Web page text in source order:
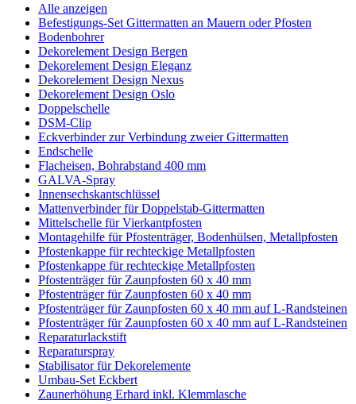
Alle anzeigen
Befestigungs-Set Gittermatten an Mauern oder Pfosten
Bodenbohrer
Dekorelement Design Bergen
Dekorelement Design Eleganz
Dekorelement Design Nexus
Dekorelement Design Oslo
Doppelschelle
DSM-Clip
Eckverbinder zur Verbindung zweier Gittermatten
Endschelle
Flacheisen, Bohrabstand 400 mm
GALVA-Spray
Innensechskantschlüssel
Mattenverbinder für Doppelstab-Gittermatten
Mittelschelle für Vierkantpfosten
Montagehilfe für Pfostenträger, Bodenhülsen, Metallpfosten
Pfostenkappe für rechteckige Metallpfosten
Pfostenkappe für rechteckige Metallpfosten
Pfostenträger für Zaunpfosten 60 x 40 mm
Pfostenträger für Zaunpfosten 60 x 40 mm
Pfostenträger für Zaunpfosten 60 x 40 mm auf L-Randsteinen
Pfostenträger für Zaunpfosten 60 x 40 mm auf L-Randsteinen
Reparaturlackstift
Reparaturspray
Stabilisator für Dekorelemente
Umbau-Set Eckbert
Zaunerhöhung Erhard inkl. Klemmlasche